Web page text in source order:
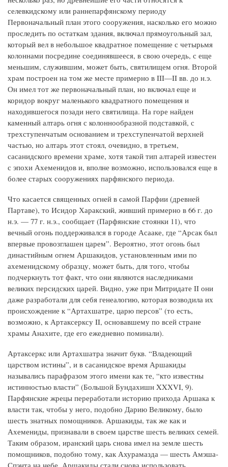
селевкидскому или раннепарфянскому периоду
Первоначальный план этого сооружения, насколько его можно
проследить по остаткам здания, включал прямоугольный зал,
который вел в небольшое квадратное помещение с четырьмя
колоннами посредине соединявшееся, в свою очередь, с еще
меньшим, служившим, может быть, святилищем огня. Второй
храм построен на том же месте примерно в III—II вв. до н.э.
Он имел тот же первоначальный план, но включал еще и
коридор вокруг маленького квадратного помещения и
находившегося позади него святилища. На горе найден
каменный алтарь огня с колоннообразной подставкой, с
трехступенчатым основанием и трехступенчатой верхней
частью, но алтарь этот стоял, очевидно, в третьем,
сасанидского времени храме, хотя такой тип алтарей известен
с эпохи Ахеменидов и, вполне возможно, использовался еще в
более старых сооружениях парфянского периода.
Что касается священных огней в самой Парфии (древней
Партаве), то Исидор Харакский, живший примерно в 66 г. до
н.э. — 77 г. н.э., сообщает (Парфянские стоянки 11), что
вечный огонь поддерживался в городе Асааке, где “Арсак был
впервые провозглашен царем”. Вероятно, этот огонь был
династийным огнем Аршакидов, установленным ими по
ахеменидскому образцу, может быть, для того, чтобы
подчеркнуть тот факт, что они являются наследниками
великих персидских царей. Видно, уже при Митридате II они
даже разработали для себя генеалогию, которая возводила их
происхождение к “Артахшатре, царю персов” (то есть,
возможно, к Артаксерксу II, основавшему по всей стране
храмы Анахите, где его ежедневно поминали).
Артаксеркс или Артахшатра значит букв. “Владеющий
царством истины”, и в сасанидское время Аршакиды
назывались парафразом этого имени как те, “кто известны
истинностью власти” (Большой Бундахишн XXXVI, 9).
Парфянские жрецы переработали историю прихода Аршака к
власти так, чтобы у него, подобно Дарию Великому, было
шесть знатных помощников. Аршакиды, так же как и
Ахемениды, признавали в своем царстве шесть великих семей.
Таким образом, иранский царь снова имел на земле шесть
помощников, подобно тому, как Ахурамазда — шесть Амэша-
Спэнта на небе. Аршакиды стали снова использовать